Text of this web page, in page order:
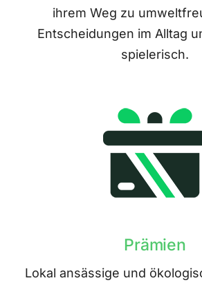
ihrem Weg zu
Entscheidungen im Alltag
spielerisch.
Prämien
Lokal ansässige und